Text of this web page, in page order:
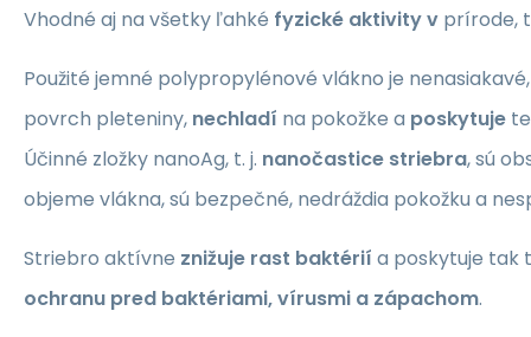
Vhodné aj na všetky ľahké fyzické aktivity v prírode,
Použité jemné polypropylénové vlákno je
povrch pleteniny, nechladí na pokožke a poskytuje
Účinné zložky nanoAg, t. j. nanočastice striebra, sú
objeme vlákna, sú bezpečné, nedráždia pokožku a
Striebro aktívne znižuje rast baktérií a poskytuje tak
ochranu pred baktériami, vírusmi a zápachom.